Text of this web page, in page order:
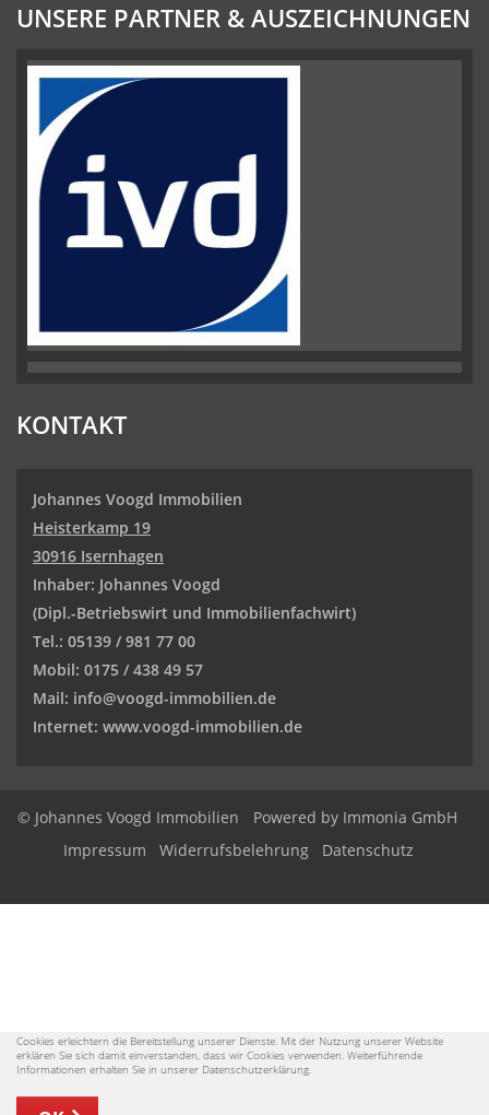
Cookies erleichtern die Bereitstellung unserer Dienste. Mit der Nutzung unserer Website
erklären Sie sich damit einverstanden, dass wir Cookies verwenden. Weiterführende
Informationen erhalten Sie in unserer Datenschutzerklärung.
UNSERE PARTNER & AUSZEICHNUNGEN
KONTAKT
Johannes Voogd Immobilien
Heisterkamp 19
30916 Isernhagen
Inhaber: Johannes Voogd
(Dipl.-Betriebswirt und Immobilienfachwirt)
Tel.: 05139 / 981 77 00
Mobil: 0175 / 438 49 57
Mail: info@voogd-immobilien.de
Internet: www.voogd-immobilien.de
© Johannes Voogd Immobilien
Powered by Immonia GmbH
Impressum
Widerrufsbelehrung Datenschutz